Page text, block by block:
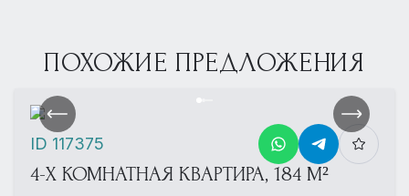
ПОХОЖИЕ ПРЕДЛОЖЕНИЯ
4-Х КОМНАТНАЯ КВАРТИРА, 184 М²
ID 117375